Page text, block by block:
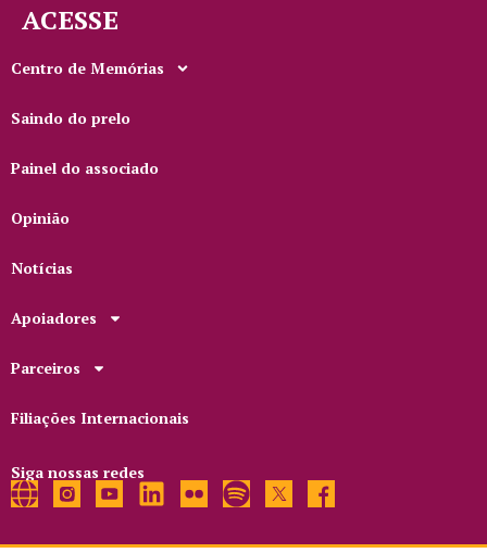
ACESSE
Centro de Memórias
Saindo do prelo
Painel do associado
Opinião
Notícias
Apoiadores
Parceiros
Filiações Internacionais
Siga nossas redes